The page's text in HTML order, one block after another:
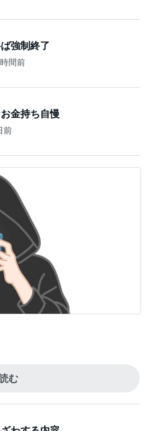
強制終了
間前
金持ち自慢
前
む